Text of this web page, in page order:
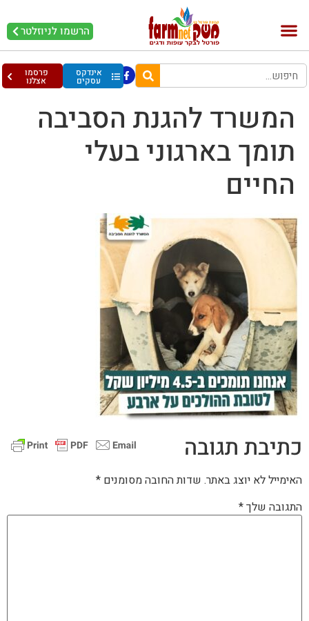
הרשמו לניוזלטר
אינדקס
עסקים
פרסמו
אצלנו
המשרד להגנת הסביבה
תומך בארגוני בעלי
החיים
כתיבת תגובה
האימייל לא יוצג באתר. שדות החובה מסומנים *
התגובה שלך*